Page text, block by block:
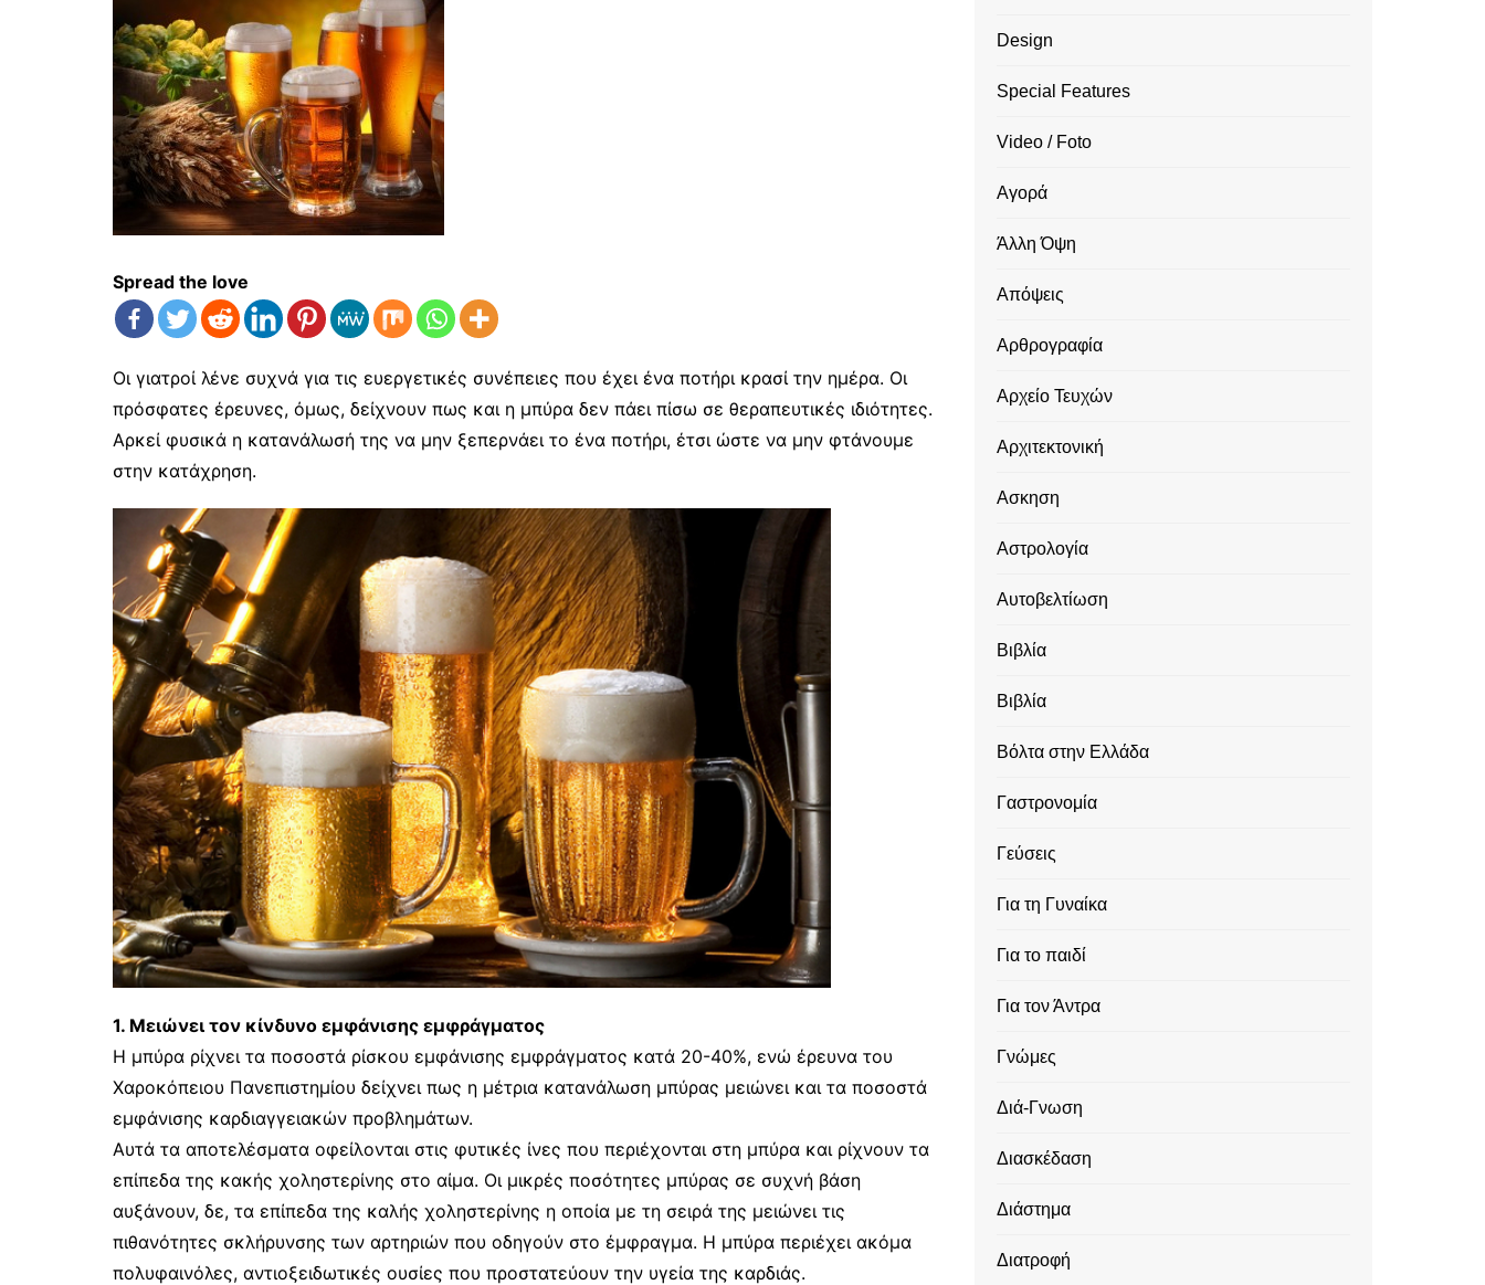
Spread the love
Οι γιατροί λένε συχνά για τις ευεργετικές συνέπειες που έχει ένα ποτήρι κρασί την ημέρα. Οι
πρόσφατες έρευνες, όμως, δείχνουν πως και η μπύρα δεν πάει πίσω σε θεραπευτικές ιδιότητες.
Αρκεί φυσικά η κατανάλωσή της να μην ξεπερνάει το ένα ποτήρι, έτσι ώστε να μην φτάνουμε
στην κατάχρηση.
1. Μειώνει τον κίνδυνο εμφάνισης εμφράγματος
Η μπύρα ρίχνει τα ποσοστά ρίσκου εμφάνισης εμφράγματος κατά 20-40%, ενώ έρευνα του
Χαροκόπειου Πανεπιστημίου δείχνει πως η μέτρια κατανάλωση μπύρας μειώνει και τα ποσοστά
εμφάνισης καρδιαγγειακών προβλημάτων.
Αυτά τα αποτελέσματα οφείλονται στις φυτικές ίνες που περιέχονται στη μπύρα και ρίχνουν τα
επίπεδα της κακής χοληστερίνης στο αίμα. Οι μικρές ποσότητες μπύρας σε συχνή βάση
αυξάνουν, δε, τα επίπεδα της καλής χοληστερίνης η οποία με τη σειρά της μειώνει τις
πιθανότητες σκλήρυνσης των αρτηριών που οδηγούν στο έμφραγμα. Η μπύρα περιέχει ακόμα
πολυφαινόλες, αντιοξειδωτικές ουσίες που προστατεύουν την υγεία της καρδιάς.
Design
Special Features
Video / Foto
Αγορά
Άλλη Όψη
Απόψεις
Αρθρογραφία
Αρχείο Τευχών
Αρχιτεκτονική
Ασκηση
Αστρολογία
Αυτοβελτίωση
Βιβλία
Βιβλία
Βόλτα στην Ελλάδα
Γαστρονομία
Γεύσεις
Για τη Γυναίκα
Για το παιδί
Για τον Άντρα
Γνώμες
Διά-Γνωση
Διασκέδαση
Διάστημα
Διατροφή